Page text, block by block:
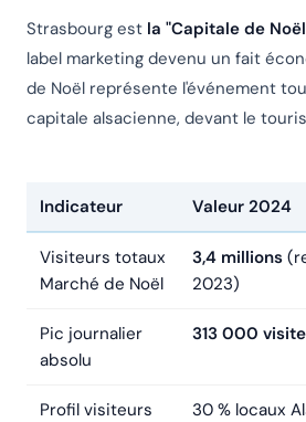
Strasbourg est la "Capitale de
label marketing devenu un fait
de Noël représente l'événement
capitale alsacienne, devant le
Indicateur Valeur 2024
Visiteurs totaux
Marché de Noël
3,4 millions
2023)
Pic journalier
absolu
313 000
Profil visiteurs
30 % locaux